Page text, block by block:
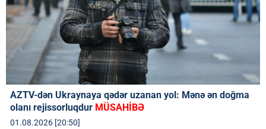
AZTV-dən Ukraynaya qədər uzanan yol: Mənə ən doğma
olanı rejissorluqdur MÜSAHİBƏ
01.08.2026 [20:50]